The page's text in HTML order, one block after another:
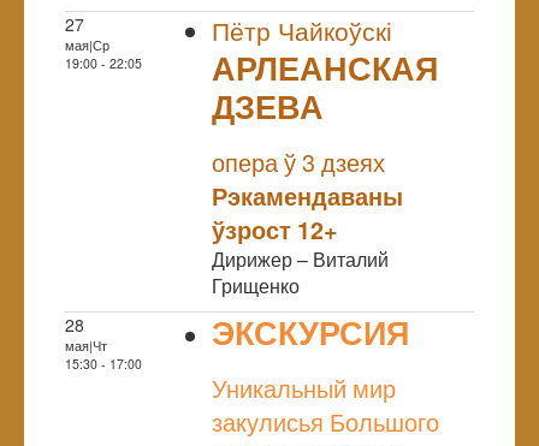
27
мая|Ср
19:00 - 22:05
Пётр Чайкоўскі
АРЛЕАНСКАЯ
ДЗЕВА
опера ў 3 дзеях
Рэкамендаваны
ўзрост 12+
Дирижер – Виталий
Грищенко
28
мая|Чт
15:30 - 17:00
ЭКСКУРСИЯ
Уникальный мир
закулисья Большого